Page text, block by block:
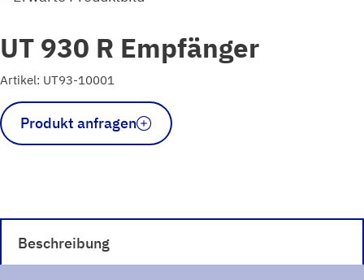
UT 930 R Empfänger
Artikel: UT93-10001
UT
930Produkt anfragen
Beschreibung